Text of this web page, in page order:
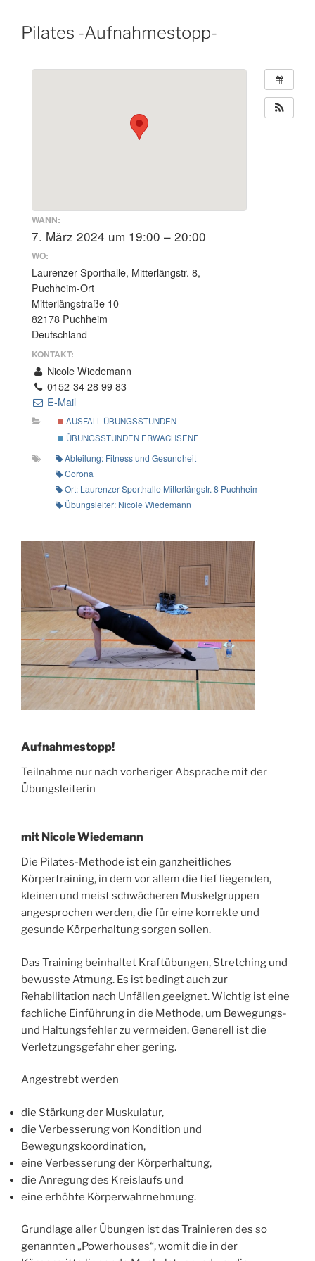
Pilates -Aufnahmestopp-
WANN:
7. März 2024 um 19:00 – 20:00
WO:
Laurenzer Sporthalle, Mitterlängstr. 8,
Puchheim-Ort
Mitterlängstraße 10
82178 Puchheim
Deutschland
KONTAKT:
Nicole Wiedemann
0152-34 28 99 83
E-Mail
AUSFALL ÜBUNGSSTUNDEN
ÜBUNGSSTUNDEN ERWACHSENE
Abteilung: Fitness und Gesundheit
Corona
Ort: Laurenzer Sporthalle Mitterlängstr. 8 Puchheim-Ort
Übungsleiter: Nicole Wiedemann
Aufnahmestopp!
Teilnahme nur nach vorheriger Absprache mit der
Übungsleiterin
mit Nicole Wiedemann
Die Pilates-Methode ist ein ganzheitliches
Körpertraining, in dem vor allem die tief liegenden,
kleinen und meist schwächeren Muskelgruppen
angesprochen werden, die für eine korrekte und
gesunde Körperhaltung sorgen sollen.
Das Training beinhaltet Kraftübungen, Stretching und
bewusste Atmung. Es ist bedingt auch zur
Rehabilitation nach Unfällen geeignet. Wichtig ist eine
fachliche Einführung in die Methode, um Bewegungs-
und Haltungsfehler zu vermeiden. Generell ist die
Verletzungsgefahr eher gering.
Angestrebt werden
die Stärkung der Muskulatur,
die Verbesserung von Kondition und
Bewegungskoordination,
eine Verbesserung der Körperhaltung,
die Anregung des Kreislaufs und
eine erhöhte Körperwahrnehmung.
Grundlage aller Übungen ist das Trainieren des so
genannten „Powerhouses“, womit die in der